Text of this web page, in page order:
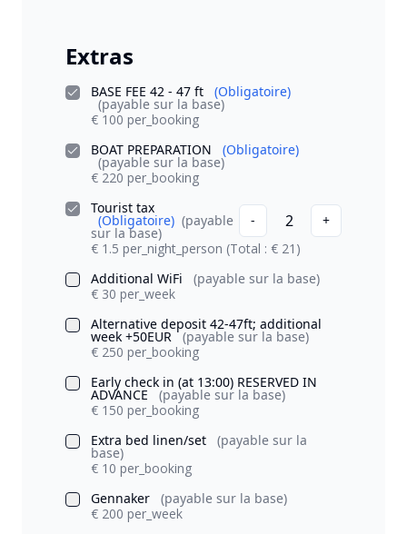
Extras
BASE FEE 42 - 47 ft (Obligatoire)
(payable sur la base)
€ 100 per_booking
BOAT PREPARATION
(Obligatoire)
(payable sur la base)
€ 220 per_booking
Tourist tax
(Obligatoire) (payable
sur la base)
- 2
+
€ 1.5 per_night_person (Total : € 21)
Additional WiFi
(payable sur la base)
€ 30 per_week
Alternative deposit 42-47ft; additional
week +50EUR
(payable sur la base)
€ 250 per_booking
Early check in (at 13:00) RESERVED IN
ADVANCE
(payable sur la base)
€ 150 per_booking
Extra bed linen/set
(payable sur la
base)
€ 10 per_booking
Gennaker
(payable sur la base)
€ 200 per_week